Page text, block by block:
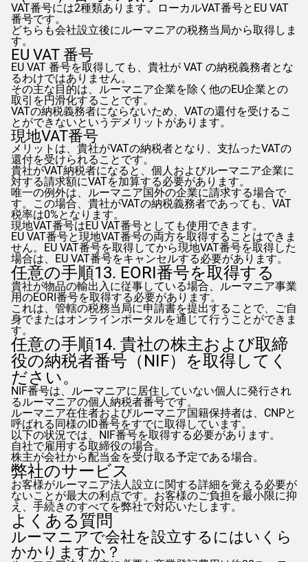
VAT番号には2種類あります。ローカルVAT番号とEU VAT
番号です。
どちらも会社設立後にルーマニアの税務当局から取得しま
す。
EU VAT 番号
EU VAT 番号を取得しても、貴社が VAT の納税義務者とな
るわけではありません。
その主な目的は、ルーマニア企業を除く他のEU企業との
取引を円滑化することです。
VATの納税義務者にならないため、VATの還付を受けるこ
とができないというデメリットがあります。
現地VAT番号
メリットは、貴社がVATの納税者となり、支払ったVATの
還付を受けられることです。
貴社がVAT納税者になると、個人およびルーマニア企業に
対する請求額にVATを加算する必要があります。
唯一の例外は、ルーマニア国外の企業に請求する場合で
す。この場合、貴社がVATの納税義務者であっても、VAT
税率は0%となります。
現地VAT番号はEU VAT番号としても使用できます。
EU VAT番号と現地VAT番号の両方を取得することはできま
せん。EU VAT番号を取得してから現地VAT番号を取得した
場合は、EU VAT番号をキャンセルする必要があります。
任意の手順13. EORI番号を取得する
貴社が物品の輸出入に従事している場合、ルーマニア事業
用のEORI番号を取得する必要があります。
これは、管轄の税務当局に申請書を提出することで、ご自
身でまたはオンラインポータルを通じて行うことができま
す。
任意の手順14. 貴社の株主および取締
役の納税者番号（NIF）を取得してく
ださい。
NIF番号は、ルーマニアに居住していない個人に発行され
るルーマニアの個人納税者番号です。
ルーマニア在住者およびルーマニア国籍保持者は、CNPと
呼ばれる同様のID番号をすでに取得しています。
以下の状況では、NIF番号を取得する必要があります。
自社で雇用する取締役の場合。
株主が会社から配当金を受け取る予定である場合。
弊社のサービス
お客様がルーマニア法人設立に関する詳細を覚える必要が
ないことが最大の利点です。お客様のご負担を最小限に抑
え、手続きのすべてを弊社で対応いたします。
よくある質問
ルーマニアで会社を設立するにはいくら
かかりますか？